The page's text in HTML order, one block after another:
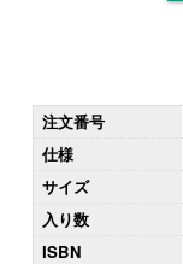
注文番号
仕様
サイズ
入り数
ISBN